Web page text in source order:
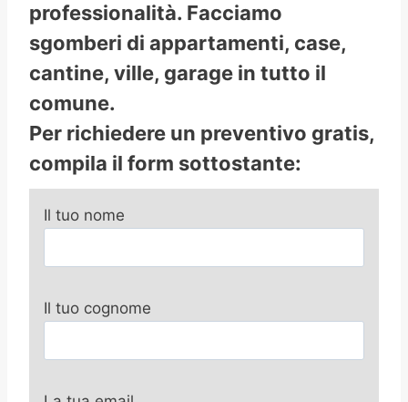
professionalità. Facciamo
sgomberi di appartamenti, case,
cantine, ville, garage in tutto il
comune.
Per richiedere un preventivo gratis,
compila il form sottostante:
Il tuo nome
Il tuo cognome